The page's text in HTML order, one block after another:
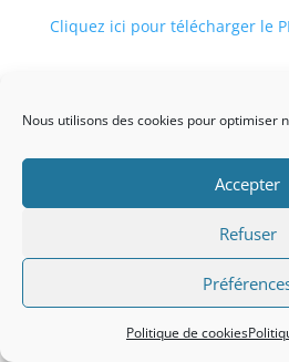
Nous utilisons des cookies pour optimiser
Accepter
Refuser
Politique de cookies
Cliquez ici pour télécharger le
Association loi 1901 Siège
L'association adhère au